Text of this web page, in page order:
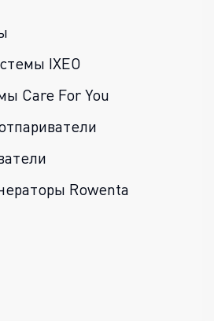
IXEO
Care For You
Rowenta